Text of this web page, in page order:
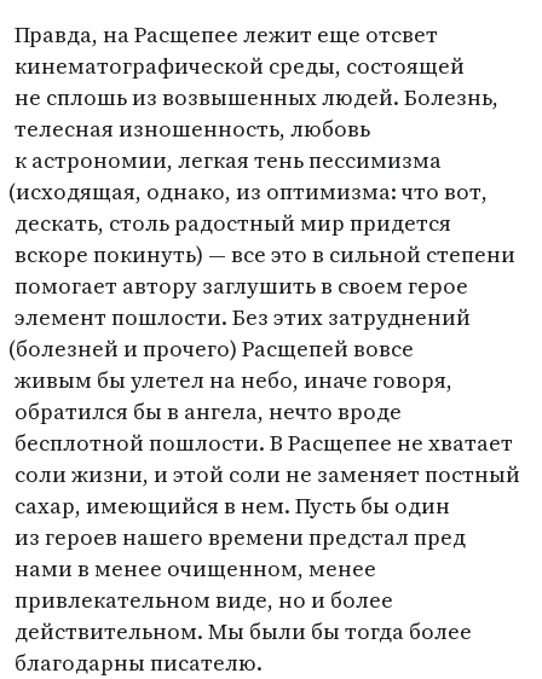
Правда, на Расщепее лежит еще отсвет
кинематографической среды, состоящей
не сплошь из возвышенных людей. Болезнь,
телесная изношенность, любовь
к астрономии, легкая тень пессимизма
(исходящая, однако, из оптимизма: что вот,
дескать, столь радостный мир придется
вскоре покинуть) — все это в сильной степени
помогает автору заглушить в своем герое
элемент пошлости. Без этих затруднений
(болезней и прочего) Расщепей вовсе
живым бы улетел на небо, иначе говоря,
обратился бы в ангела, нечто вроде
бесплотной пошлости. В Расщепее не хватает
соли жизни, и этой соли не заменяет постный
сахар, имеющийся в нем. Пусть бы один
из героев нашего времени предстал пред
нами в менее очищенном, менее
привлекательном виде, но и более
действительном. Мы были бы тогда более
благодарны писателю.